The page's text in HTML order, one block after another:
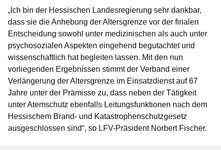
„Ich bin der Hessischen Landesregierung sehr dankbar,
dass sie die Anhebung der Altersgrenze vor der finalen
Entscheidung sowohl unter medizinischen als auch unter
psychosozialen Aspekten eingehend begutachtet und
wissenschaftlich hat begleiten lassen. Mit den nun
vorliegenden Ergebnissen stimmt der Verband einer
Verlängerung der Altersgrenze im Einsatzdienst auf 67
Jahre unter der Prämisse zu, dass neben der Tätigkeit
unter Atemschutz ebenfalls Leitungsfunktionen nach dem
Hessischem Brand- und Katastrophenschutzgesetz
ausgeschlossen sind“, so LFV-Präsident Norbert Fischer.